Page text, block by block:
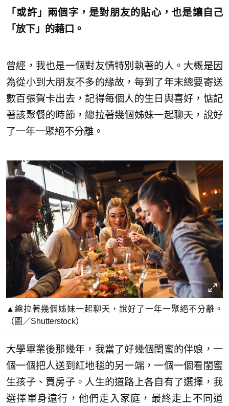
「或許」兩個字，是對朋友的貼心，也是讓自己
「放下」的藉口。
曾經，我也是一個對友情特別執著的人。大概是因
為從小到大朋友不多的緣故，每到了年末總要寄送
數百張賀卡出去，記得每個人的生日與喜好，惦記
著該聚餐的時節，總拉著幾個姊妹一起聊天，說好
了一年一聚絕不分離。
▲總拉著幾個姊妹一起聊天，說好了一年一聚絕不分離。
（圖／Shutterstock）
大學畢業後那幾年，我當了好幾個閨蜜的伴娘，一
個一個把人送到紅地毯的另一端，一個一個看閨蜜
生孩子、買房子。人生的道路上各自有了選擇，我
選擇單身遠行，他們走入家庭，最終走上不同道